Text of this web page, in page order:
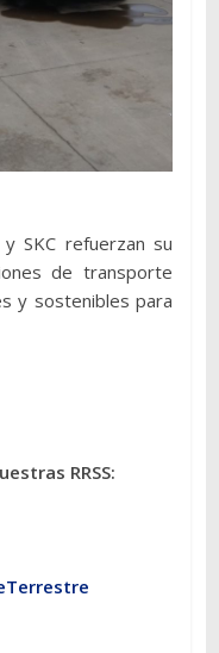
SKC refuerzan su
de transporte
y sostenibles para
RRSS: